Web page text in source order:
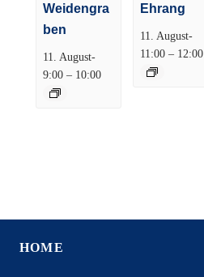
Weidengra
ben
11. August-
9:00 – 10:00
Ehrang
11. August-
11:00 – 12:00
HOME